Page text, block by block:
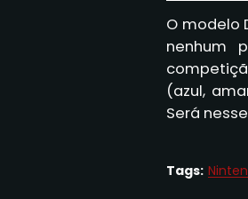
O modelo
nenhum
(azul,
Será
Tags: